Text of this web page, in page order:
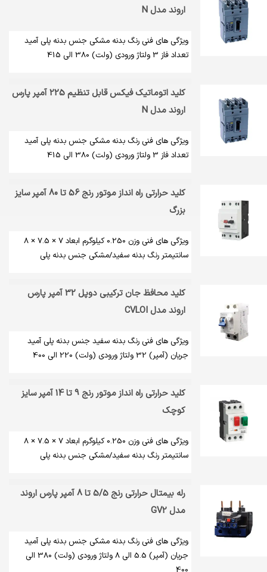
اروند مدل N
ویژگی های فنی رنگ بدنه مشکی جنس بدنه پلی آمید
تعداد فاز 3 ولتاژ ورودی (ولت) 380 الی 415
کلید اتوماتیک فیکس قابل تنظیم 225 آمپر پارس
اروند مدل N
ویژگی های فنی رنگ بدنه مشکی جنس بدنه پلی آمید
تعداد فاز 3 ولتاژ ورودی (ولت) 380 الی 415
کلید حرارتی راه انداز موتور رنج 56 تا 80 آمپر سایز
بزرگ
ویژگی های فنی وزن 0.250 کیلوگرم ابعاد 7 × 7.5 × 8
سانتیمتر رنگ بدنه سفید/مشکی جنس بدنه پلی
کلید محافظ جان ترکیبی دوپل 32 آمپر پارس
اروند مدل CVLOI
ویژگی های فنی رنگ بدنه سفید جنس بدنه پلی آمید
جریان (آمپر) 32 ولتاژ ورودی (ولت) 220 الی 400
کلید حرارتی راه انداز موتور رنج 9 تا 14 آمپر سایز
کوچک
ویژگی های فنی وزن 0.250 کیلوگرم ابعاد 7 × 7.5 × 8
سانتیمتر رنگ بدنه سفید/مشکی جنس بدنه پلی
رله بیمتال حرارتی رنج 5/5 تا 8 آمپر پارس اروند
مدل GV2
ویژگی های فنی رنگ بدنه مشکی جنس بدنه پلی آمید
جریان (آمپر) 5.5 الی 8 ولتاژ ورودی (ولت) 380 الی